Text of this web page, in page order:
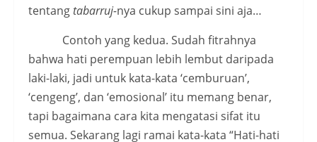
tentangtabarruj-nya cukup sampai sini aja…
Contoh yang kedua. Sudah fitrahnya
bahwa hati perempuan lebih lembut daripada
laki-laki, jadi untuk kata-kata ‘cemburuan’,
‘cengeng’, dan ‘emosional’ itu memang benar,
tapi bagaimana cara kita mengatasi sifat itu
semua. Sekarang lagi ramai kata-kata “Hati-hati